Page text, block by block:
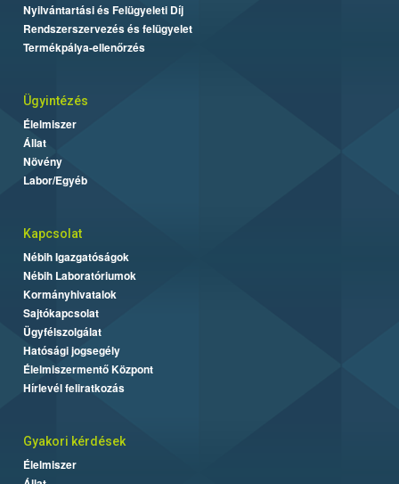
Nyilvántartási és Felügyeleti Díj
Rendszerszervezés és felügyelet
Termékpálya-ellenőrzés
Ügyintézés
Élelmiszer
Állat
Növény
Labor/Egyéb
Kapcsolat
Nébih Igazgatóságok
Nébih Laboratóriumok
Kormányhivatalok
Sajtókapcsolat
Ügyfélszolgálat
Hatósági jogsegély
Élelmiszermentő Központ
Hírlevél feliratkozás
Gyakori kérdések
Élelmiszer